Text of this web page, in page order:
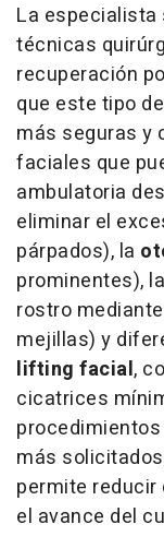
La especialista
técnicas
recuperación
que este tipo
más seguras y
faciales que
ambulatoria
eliminar el
párpados), la
prominentes), la
rostro
mejillas) y
lifting facial,
cicatrices
más
permite
el avance del